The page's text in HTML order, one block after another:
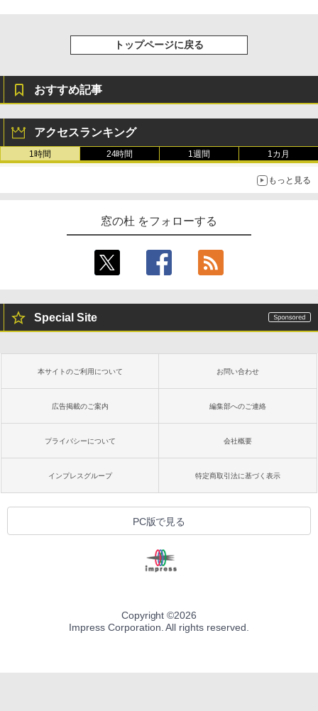
トップページに戻る
おすすめ記事
アクセスランキング
1時間 24時間 1週間 1カ月
もっと見る
窓の杜 をフォローする
Special Site
本サイトのご利用について お問い合わせ
広告掲載のご案内 編集部へのご連絡
プライバシーについて 会社概要
インプレスグループ 特定商取引法に基づく表示
PC版で見る
Copyright ©2026
Impress Corporation. All rights reserved.